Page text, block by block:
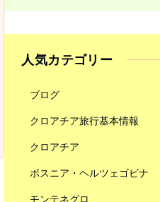
人気カテゴリー
ブログ
クロアチア旅行基本情報
クロアチア
ボスニア・ヘルツェゴビナ
モンテネグロ